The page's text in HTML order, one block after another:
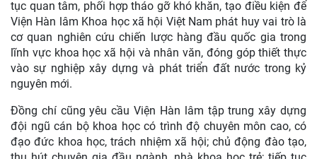
cứu chiến lược của Đảng
Nhấn mạnh yêu cầu nâng cao vị thế của khoa học xã hội
và nhân văn Việt Nam cũng như của Viện Hàn lâm trong
giai đoạn phát triển mới, đồng chí Nguyễn Thanh Nghị đề
nghị Viện Hàn lâm chủ động mở rộng hợp tác quốc tế, tăng
cứu trọng điểm mang tầm chiến lược quốc gia; từng bước
khẳng định vị thế của Viện Hàn lâm không chỉ ở trong nước
mà còn trong khu vực và trên thế giới.